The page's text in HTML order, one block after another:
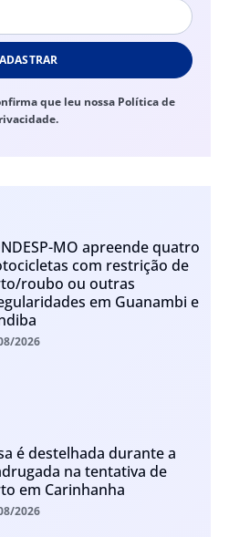
que leu nossa Política de
MO apreende quatro
com restrição de
roubo ou outras
em Guanambi e
2026
é destelhada durante a
na tentativa de
em Carinhanha
2026